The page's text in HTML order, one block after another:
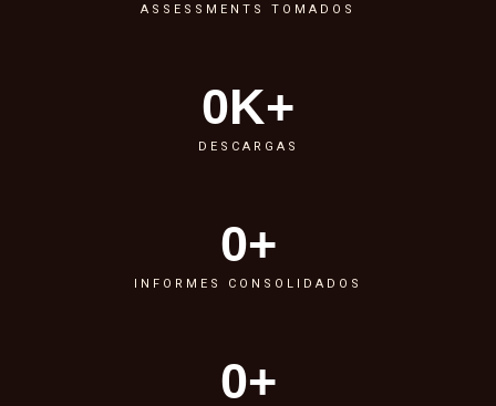
ASSESSMENTS TOMADOS
DESCARGAS
0K+
INFORMES CONSOLIDADOS
0+
0+